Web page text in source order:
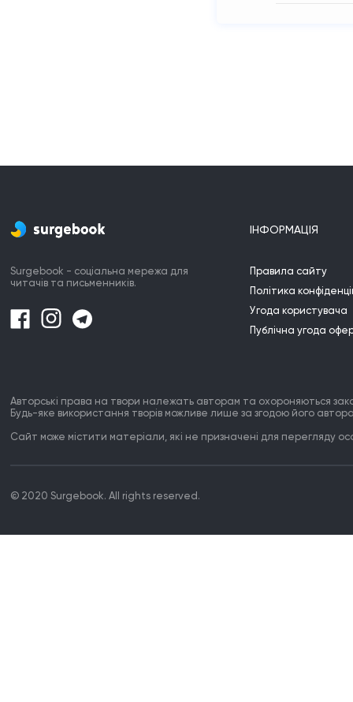
Surgebook - соціальна мережа для
читачів та письменників.
ІНФОРМАЦІЯ
Правила сайту
Політика
Угода користувача
Публічна угода
Авторські права на твори належать авторам та охороняються
Будь-яке використання творів можливе лише за згодою його
Сайт може містити матеріали, які не призначені для перегляду
© 2020 Surgebook. All rights reserved.